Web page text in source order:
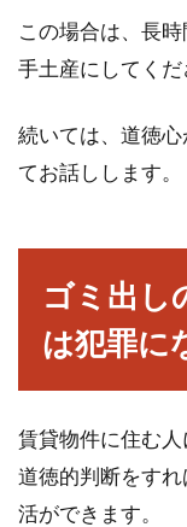
この場合は、長
手土産にしてくだ
続いては、道徳
てお話しします。
ゴミ出し
は犯罪に
賃貸物件に住む
道徳的判断をす
活ができます。